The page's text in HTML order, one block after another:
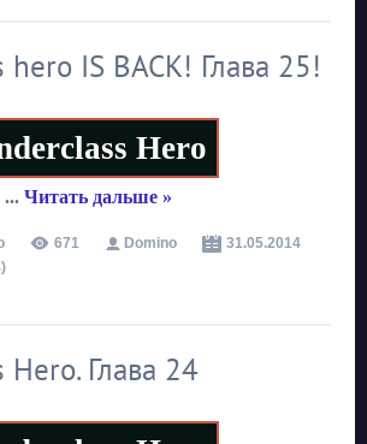
hero IS BACK! Глава 25!
Hero
... Читать дальше »
671 Domino
31.05.2014
Глава 24